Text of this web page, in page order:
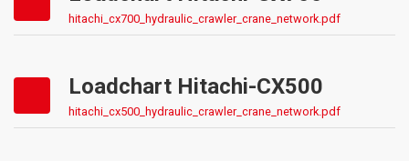
hitachi_cx700_hydraulic_crawler_crane_network.pdf
Loadchart Hitachi-CX500
hitachi_cx500_hydraulic_crawler_crane_network.pdf